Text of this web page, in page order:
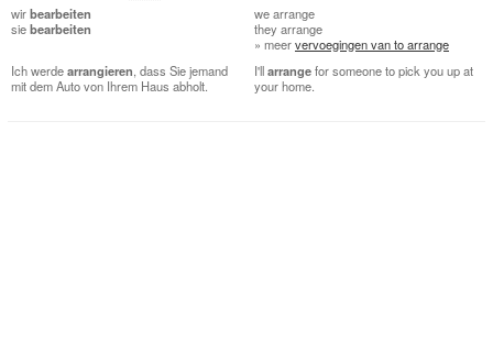
wirbearbeiten
siebearbeiten
wearrange
they arrange
» meervervoegingen van to arrange
Ich werdearrangieren , dass Sie jemand
mit dem Auto von Ihrem Haus abholt.
I'llarrangefor someone to pick you up at
your home.